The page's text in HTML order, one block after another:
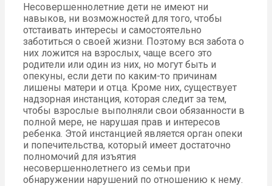
Несовершеннолетние дети не имеют ни
навыков, ни возможностей для того, чтобы
отстаивать интересы и самостоятельно
заботиться о своей жизни. Поэтому вся забота о
них ложится на взрослых, чаще всего это
родители или один из них, но могут быть и
опекуны, если дети по каким-то причинам
лишены матери и отца. Кроме них, существует
надзорная инстанция, которая следит за тем,
чтобы взрослые выполняли свои обязанности в
полной мере, не нарушая прав и интересов
ребенка. Этой инстанцией является орган опеки
и попечительства, который имеет достаточно
полномочий для изъятия
несовершеннолетнего из семьи при
обнаружении нарушений по отношению к нему.